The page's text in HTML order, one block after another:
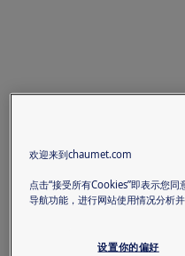
欢迎来到chaumet.com
点击“接受所有Cookies”即表示您
导航功能，进行网站使用情况分析
设置你的偏好